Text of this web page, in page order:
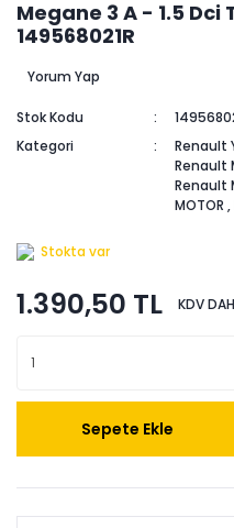
Megane 3 A - 1.5
149568021R
Yorum Yap
Stok Kodu
Kategori
Renault
Renault
Renault
MOTOR ,
Stokta var
1.390,50 TL KDV
Sepete Ekle